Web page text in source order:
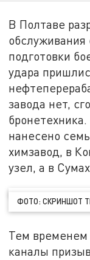
В Полтаве
обслуживания
подготовки
удара
завода нет,
нанесено
химзавод, в
узел, а в
ФОТО: СКРИНШОТ
Тем временем
каналы